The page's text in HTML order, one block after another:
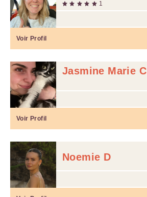
1
Voir Profil
Jasmine Marie C
Voir Profil
Noemie D